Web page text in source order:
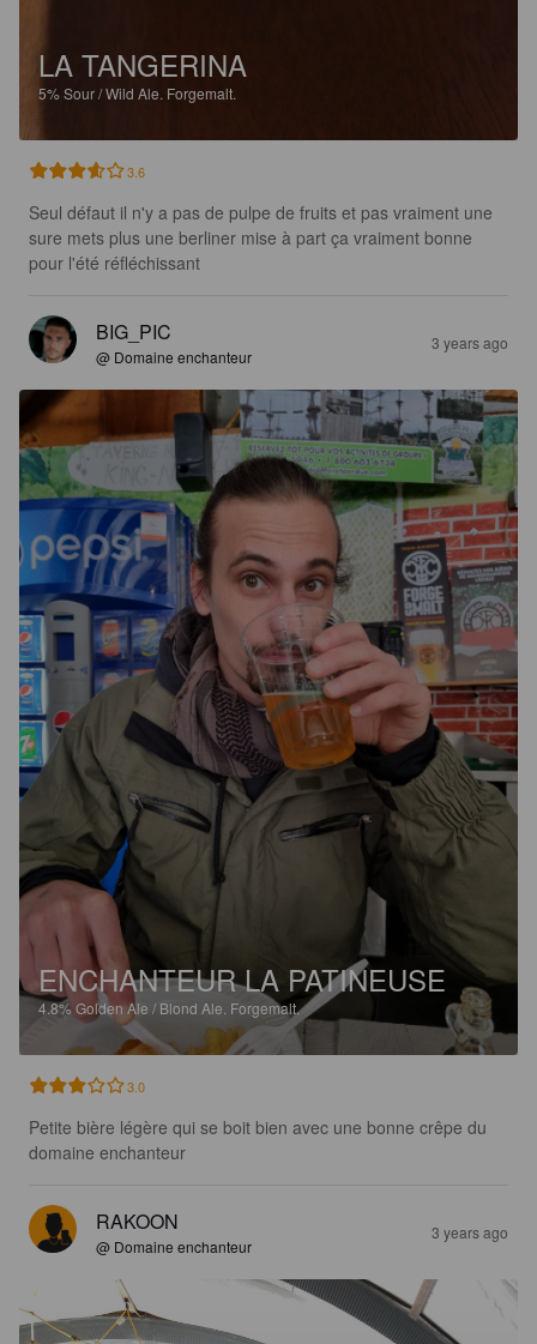
LA TANGERINA
5%Sour / Wild Ale. Forgemalt.
3.6
Seul défaut il n'y a pas de pulpe de fruits et pas vraiment une
sure mets plus une berliner mise à part ça vraiment bonne
pour l'été réfléchissant
BIG_PIC
@ Domaine enchanteur
3 years ago
ENCHANTEUR LA PATINEUSE
4.8% Golden Ale / Blond Ale. Forgemalt.
3.0
Petite bière légère qui se boit bien avec une bonne crêpe du
domaine enchanteur
RAKOON
@ Domaine enchanteur
3 years ago